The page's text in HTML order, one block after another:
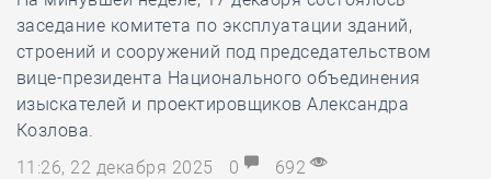
заседание комитета по эксплуатации зданий,
строений и сооружений под председательством
вице-президента Национального объединения
изыскателей и проектировщиков Александра
Козлова.
11:26, 22 декабря 2025
0 692